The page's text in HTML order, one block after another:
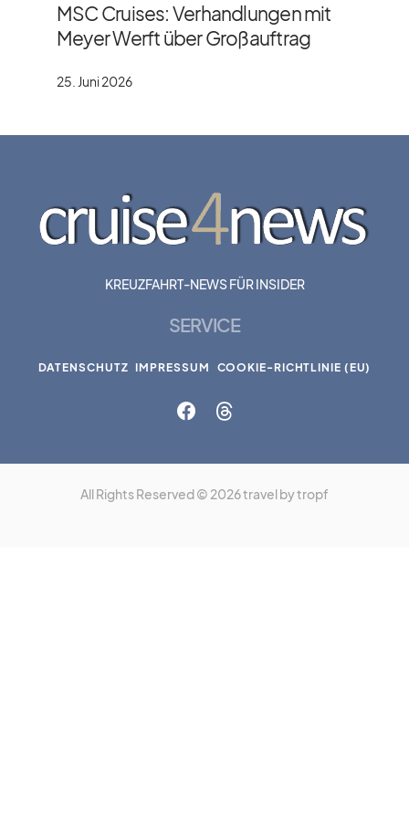
MSC Cruises: Verhandlungen mit
Meyer Werft über Großauftrag
25. Juni 2026
KREUZFAHRT-NEWS FÜR INSIDER
SERVICE
DATENSCHUTZ IMPRESSUM COOKIE-RICHTLINIE (EU)
All Rights Reserved © 2026 travel by tropf